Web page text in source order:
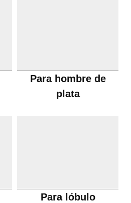
Para hombre de
plata
Para lóbulo